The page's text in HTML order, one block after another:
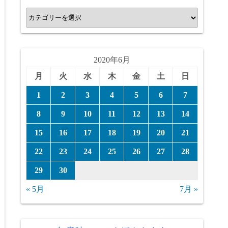
カ
テ
2020年6月
月
火 水 木 金 土 日
1 2 3 4 5 6 7
8 9 10 11 12 13 14
15 16 17 18 19 20 21
22 23 24 25 26 27 28
29 30
« 5月 7月 »